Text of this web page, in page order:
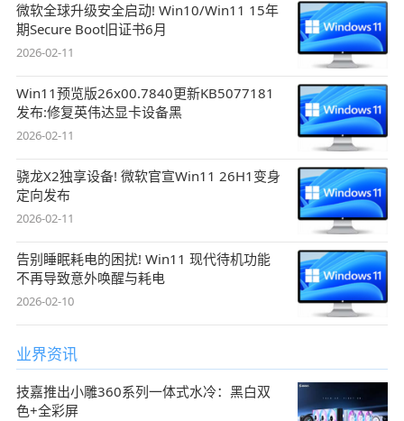
微软全球升级安全启动! Win10/Win11 15年
期Secure Boot旧证书6月
2026-02-11
Win11预览版26x00.7840更新KB5077181
发布:修复英伟达显卡设备黑
2026-02-11
骁龙X2独享设备! 微软官宣Win11 26H1变身
定向发布
2026-02-11
告别睡眠耗电的困扰! Win11 现代待机功能
不再导致意外唤醒与耗电
2026-02-10
业界资讯
技嘉推出小雕360系列一体式水冷：黑白双
色+全彩屏